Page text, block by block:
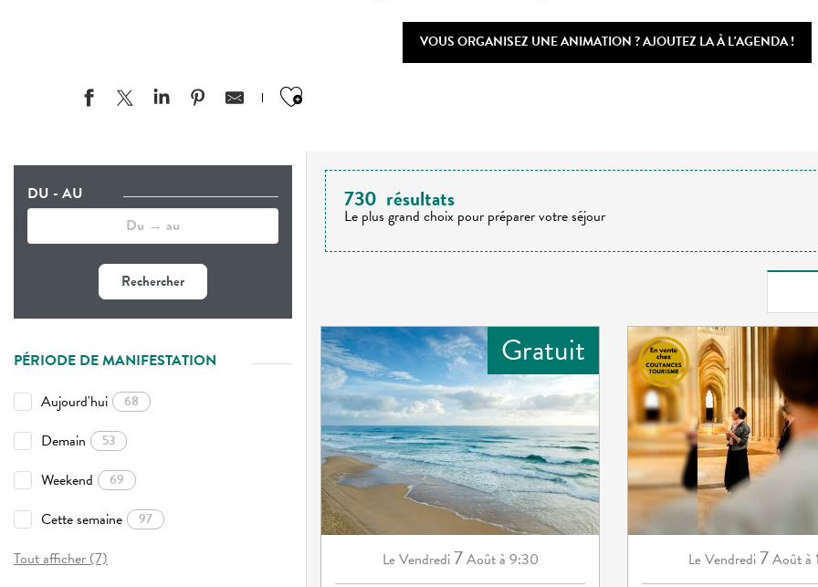
VOUS ORGANISEZ UNE ANIMATION ? AJOUTEZ LA À L'AGENDA !
Ajouter aux favoris
DU - AU
Rechercher
PÉRIODE DE MANIFESTATION
Aujourd'hui
68
Demain 53
Weekend 69
Cette semaine 97
Tout afficher (7)
730 résultats
Le plus grand choix pour préparer votre séjour
Gratuit
Le Vendredi7Aoûtà 9:30 Le Vendredi7Aoûtà